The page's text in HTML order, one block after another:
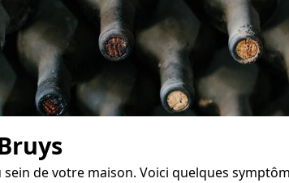
de votre maison. Voici quelques